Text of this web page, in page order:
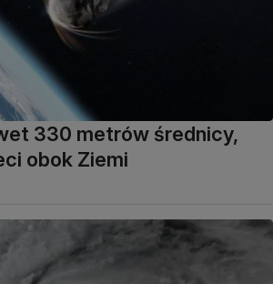
330 metrów średnicy,
obok Ziemi